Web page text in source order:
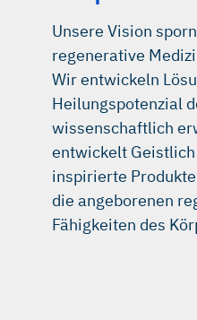
Unsere Vision
regenerative
Wir entwickeln
Heilungspotenzial
wissenschaftlich
entwickelt
inspirierte
die angeborenen
Fähigkeiten des